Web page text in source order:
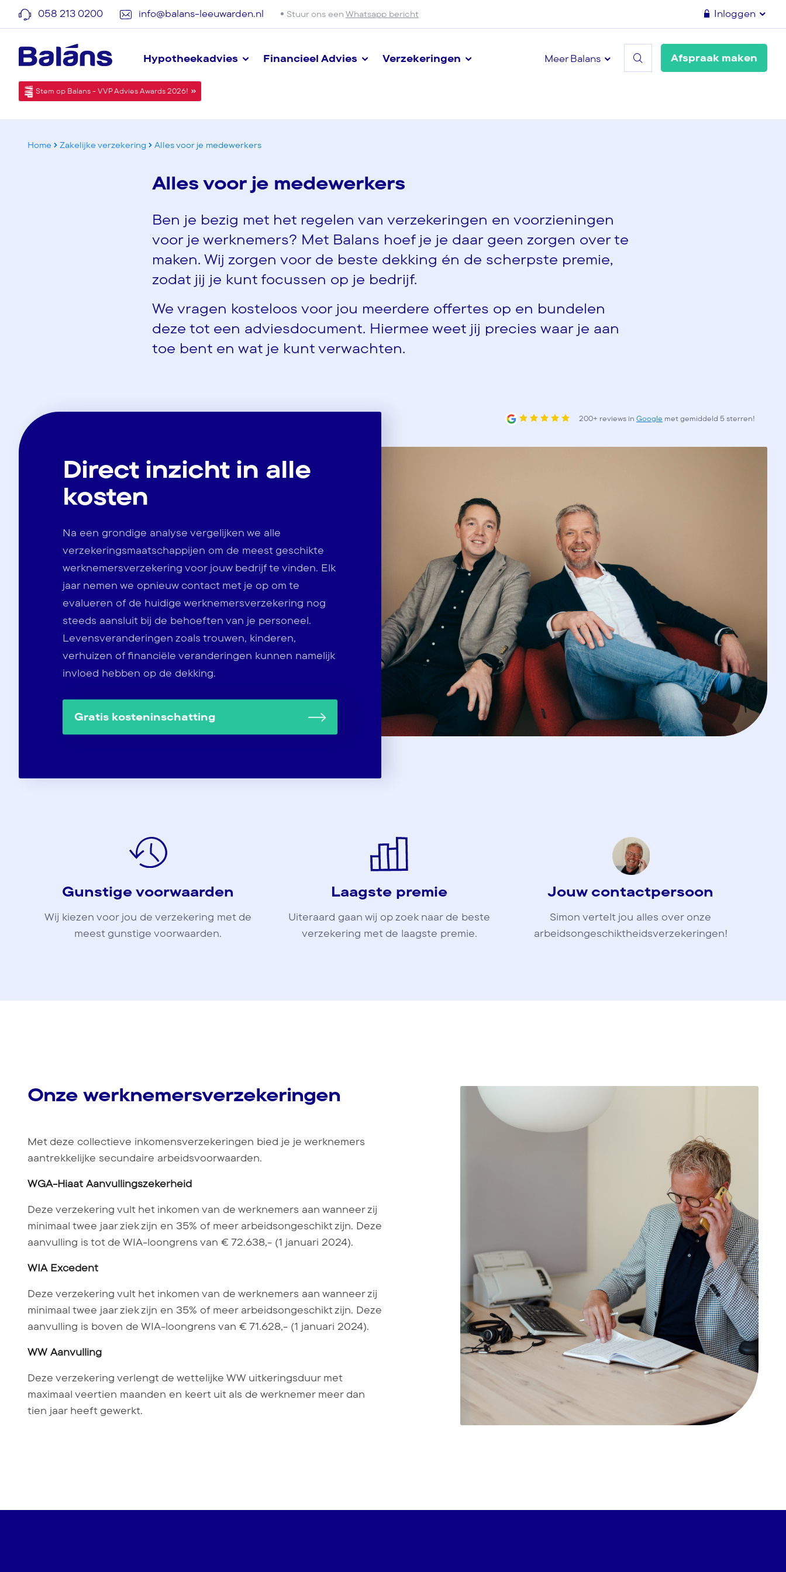
058 213 0200 info@balans-leeuwarden.nl Stuur ons een Whatsapp bericht Inloggen
Hypotheekadvies Financieel Advies Verzekeringen Afspraak maken
Meer Balans
Stem op Balans - VVP Advies Awards 2026!
Home Zakelijke verzekering Alles voor je medewerkers
Alles voor je medewerkers
Ben je bezig met het regelen van verzekeringen en voorzieningen
voor je werknemers? Met Balans hoef je je daar geen zorgen over te
maken. Wij zorgen voor de beste dekking én de scherpste premie,
zodat jij je kunt focussen op je bedrijf.
We vragen kosteloos voor jou meerdere offertes op en bundelen
deze tot een adviesdocument. Hiermee weet jij precies waar je aan
toe bent en wat je kunt verwachten.
Direct inzicht in alle
kosten
Na een grondige analyse vergelijken we alle
verzekeringsmaatschappijen om de meest geschikte
werknemersverzekering voor jouw bedrijf te vinden. Elk
jaar nemen we opnieuw contact met je op om te
evalueren of de huidige werknemersverzekering nog
steeds aansluit bij de behoeften van je personeel.
Levensveranderingen zoals trouwen, kinderen,
verhuizen of financiële veranderingen kunnen namelijk
invloed hebben op de dekking.
Gratis kosteninschatting
200+ reviews in Google met gemiddeld 5 sterren!
Gunstige voorwaarden
Wij kiezen voor jou de verzekering met de
meest gunstige voorwaarden.
Laagste premie
Uiteraard gaan wij op zoek naar de beste
verzekering met de laagste premie.
Jouw contactpersoon
Simon vertelt jou alles over onze
arbeidsongeschiktheidsverzekeringen!
Onze werknemersverzekeringen
Met deze collectieve inkomensverzekeringen bied je je werknemers
aantrekkelijke secundaire arbeidsvoorwaarden.
WGA-Hiaat Aanvullingszekerheid
Deze verzekering vult het inkomen van de werknemers aan wanneer zij
minimaal twee jaar ziek zijn en 35% of meer arbeidsongeschikt zijn. Deze
aanvulling is tot de WIA-loongrens van € 72.638,- (1 januari 2024).
WIA Excedent
Deze verzekering vult het inkomen van de werknemers aan wanneer zij
minimaal twee jaar ziek zijn en 35% of meer arbeidsongeschikt zijn. Deze
aanvulling is boven de WIA-loongrens van € 71.628,- (1 januari 2024).
WW Aanvulling
Deze verzekering verlengt de wettelijke WW uitkeringsduur met
maximaal veertien maanden en keert uit als de werknemer meer dan
tien jaar heeft gewerkt.